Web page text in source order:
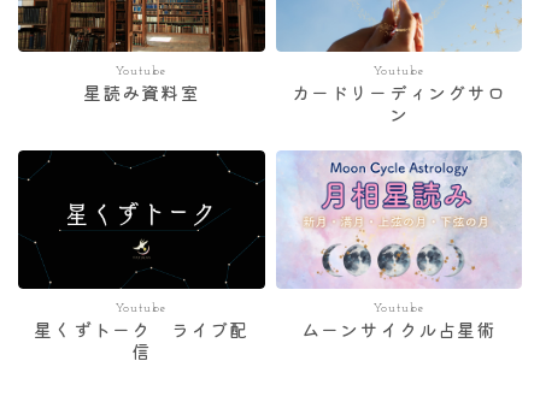
Youtube
星読み資料室
Youtube
カードリーディングサロ
ン
Youtube
星くずトーク ライブ配
信
Youtube
ムーンサイクル占星術